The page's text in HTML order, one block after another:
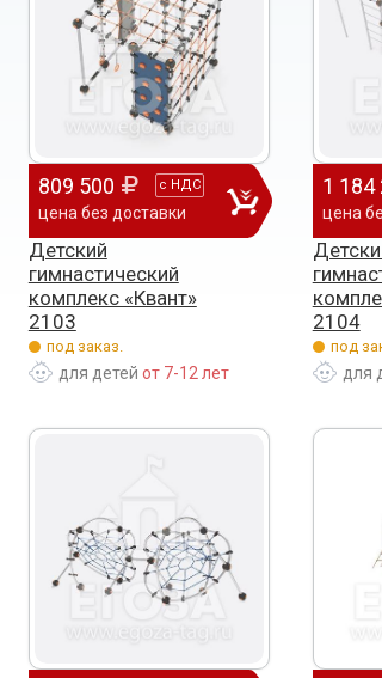
809 500 с НДС
цена без доставки
Детский
гимнастический
комплекс «Квант»
2103
под заказ.
для детей от 7-12 лет
1 184
цена
2104
под
для